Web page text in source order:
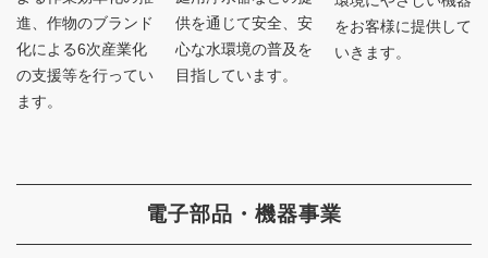
進、作物のブランド
化による6次産業化
の支援等を行ってい
ます。
供を通じて安全、安
心な水環境の普及を
目指しています。
をお客様に提供して
いきます。
電子部品・機器事業